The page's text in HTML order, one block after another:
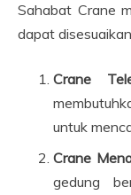
Sahabat Crane
dapat
Crane
untuk
Crane
gedung